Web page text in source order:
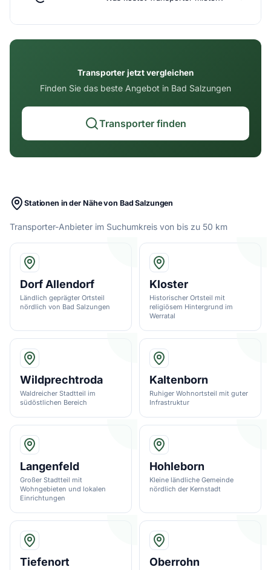
Transporter jetzt vergleichen
Finden Sie das beste Angebot in Bad Salzungen
Transporter finden
Stationen in der Nähe von Bad Salzungen
Transporter-Anbieter im Suchumkreis von bis zu 50 km
Dorf Allendorf
Ländlich geprägter Ortsteil
nördlich von Bad Salzungen
Kloster
Historischer Ortsteil mit
religiösem Hintergrund im
Werratal
Wildprechtroda
Waldreicher Stadtteil im
südöstlichen Bereich
Kaltenborn
Ruhiger Wohnortsteil mit guter
Infrastruktur
Langenfeld
Großer Stadtteil mit
Wohngebieten und lokalen
Einrichtungen
Hohleborn
Kleine ländliche Gemeinde
nördlich der Kernstadt
Tiefenort Oberrohn